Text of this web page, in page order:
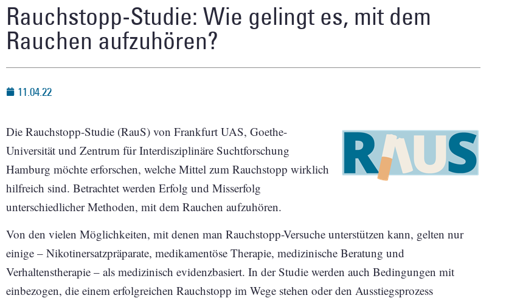
Rauchstopp-Studie: Wie gelingt es, mit dem
Rauchen aufzuhören?
11.04.22
Die Rauchstopp-Studie (RauS) von Frankfurt UAS, Goethe-
Universität und Zentrum für Interdisziplinäre Suchtforschung
Hamburg möchte erforschen, welche Mittel zum Rauchstopp wirklich
hilfreich sind. Betrachtet werden Erfolg und Misserfolg
unterschiedlicher Methoden, mit dem Rauchen aufzuhören.
Von den vielen Möglichkeiten, mit denen man Rauchstopp-Versuche unterstützen kann, gelten nur
einige – Nikotinersatzpräparate, medikamentöse Therapie, medizinische Beratung und
Verhaltenstherapie – als medizinisch evidenzbasiert. In der Studie werden auch Bedingungen mit
einbezogen, die einem erfolgreichen Rauchstopp im Wege stehen oder den Ausstiegsprozess